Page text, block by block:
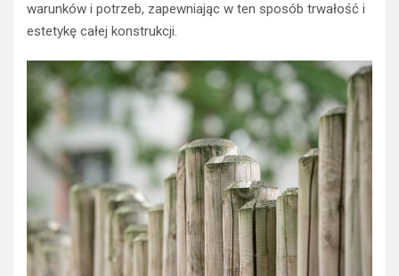
warunków i potrzeb, zapewniając w ten sposób trwałość i
estetykę całej konstrukcji.